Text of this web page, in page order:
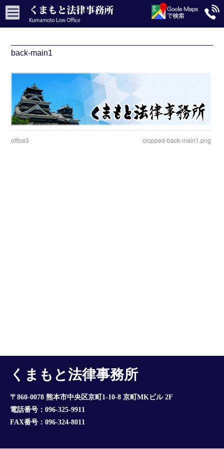
back-main1
office3 cropped-back-main1.png
くまもと法律事務所
〒860-0078 熊本市中央区京町1-10-8 京町MKビル 2F
電話番号：096-325-9911
FAX番号：096-324-8011